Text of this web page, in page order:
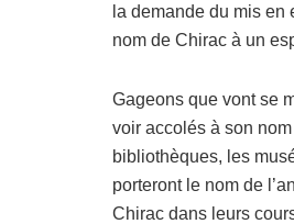
la demande du mis en
nom de Chirac à un
Gageons que vont se
voir accolés à son
bibliothèques, les
porteront le nom de
Chirac dans leurs